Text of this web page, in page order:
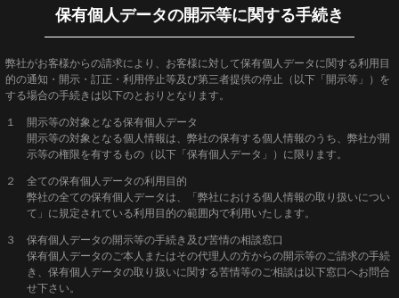
保有個人データの開示等に関する手続き
弊社がお客様からの請求により、お客様に対して保有個人データに関する利用目
的の通知・開示・訂正・利用停止等及び第三者提供の停止（以下「開示等」）を
する場合の手続きは以下のとおりとなります。
１ 開示等の対象となる保有個人データ
開示等の対象となる個人情報は、弊社の保有する個人情報のうち、弊社が開
示等の権限を有するもの（以下「保有個人データ」）に限ります。
２ 全ての保有個人データの利用目的
弊社の全ての保有個人データは、「弊社における個人情報の取り扱いについ
て」に規定されている利用目的の範囲内で利用いたします。
３ 保有個人データの開示等の手続き及び苦情の相談窓口
保有個人データのご本人またはその代理人の方からの開示等のご請求の手続
き、保有個人データの取り扱いに関する苦情等のご相談は以下窓口へお問合
せ下さい。